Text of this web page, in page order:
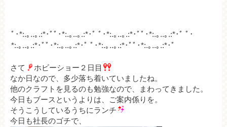
ﾟ･*:.｡..｡.:*･ﾟﾟ･*:.｡..｡.:*･ﾟ ﾟ･*:.｡..｡.:*･ﾟﾟ･*:.｡..｡.:*･ﾟ ﾟ･
*:.｡..｡.:*･ﾟﾟ･*:.｡..｡.:*･ﾟ ﾟ ･*:.｡..｡.:*･ﾟﾟ･*:.｡..｡.:*･ﾟ
さて
ホビーショー２日目
なか日なので、多少落ち着いていましたね。
他のクラフトを見るのも勉強なので、まわってきました。
今日もブースというよりは、ご案内係りを。
そうこうしているうちにランチ
今日も社長のゴチで、